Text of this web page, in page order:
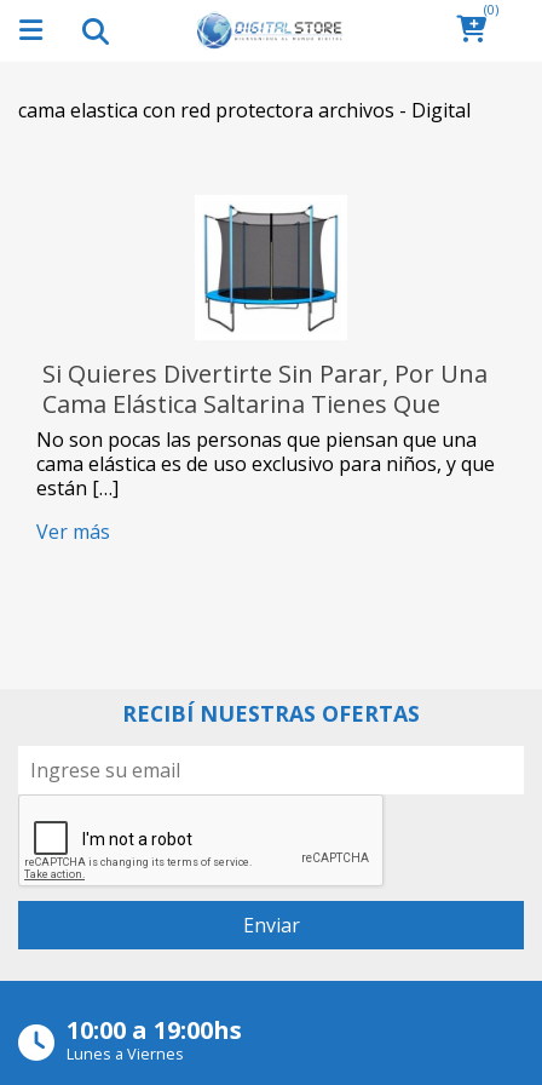
(0)
cama elastica con red protectora archivos - Digital
Si Quieres Divertirte Sin Parar, Por Una
Cama Elástica Saltarina Tienes Que
Optar
No son pocas las personas que piensan que una
cama elástica es de uso exclusivo para niños, y que
están […]
Ver más
RECIBÍ NUESTRAS OFERTAS
10:00 a 19:00hs
Lunes a Viernes